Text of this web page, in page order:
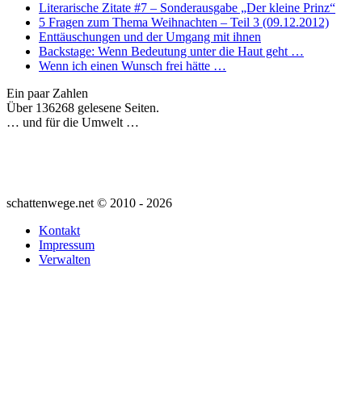
Literarische Zitate #7 – Sonderausgabe „Der kleine Prinz“
5 Fragen zum Thema Weihnachten – Teil 3 (09.12.2012)
Enttäuschungen und der Umgang mit ihnen
Backstage: Wenn Bedeutung unter die Haut geht …
Wenn ich einen Wunsch frei hätte …
Ein paar Zahlen
Über 136268 gelesene Seiten.
… und für die Umwelt …
schattenwege.net © 2010 - 2026
Kontakt
Impressum
Verwalten